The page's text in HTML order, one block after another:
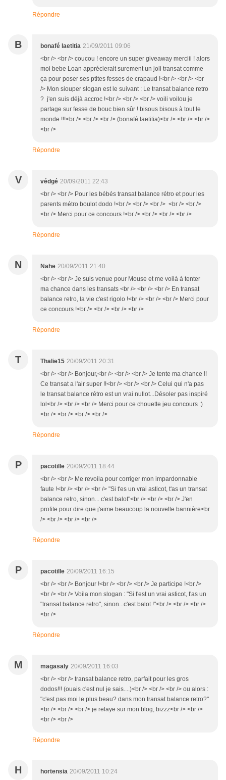
Répondre
B bonafé laetitia 21/09/2011 09:06
<br /> <br /> coucou ! encore un super giveaway merciii ! alors
moi bebe Loan apprécierait surement un joli transat comme
ça pour poser ses ptites fesses de crapaud !<br /> <br /> <br
/> Mon siouper slogan est le suivant : Le transat balance retro
? j'en suis déjà accroc !<br /> <br /> <br /> voili voilou je
partage sur fesse de bouc bien sûr ! bisous bisous à tout le
monde !!!<br /> <br /> <br /> (bonafé laetitia)<br /> <br /> <br />
<br />
Répondre
V védgé 20/09/2011 22:43
<br /> <br /> Pour les bébés transat balance rétro et pour les
parents métro boulot dodo !<br /> <br /> <br /> <br /> <br />
<br /> Merci pour ce concours !<br /> <br /> <br /> <br />
Répondre
N Nahe 20/09/2011 21:40
<br /> <br /> Je suis venue pour Mouse et me voilà à tenter
ma chance dans les transats <br /> <br /> <br /> En transat
balance retro, la vie c'est rigolo !<br /> <br /> <br /> Merci pour
ce concours !<br /> <br /> <br /> <br />
Répondre
T Thalie15 20/09/2011 20:31
<br /> <br /> Bonjour,<br /> <br /> <br /> Je tente ma chance !!
Ce transat a l'air super !!<br /> <br /> <br /> Celui qui n'a pas
le transat balance rétro est un vrai nullot...Désoler pas inspiré
lol<br /> <br /> <br /> Merci pour ce chouette jeu concours :)
<br /> <br /> <br /> <br />
Répondre
P pacotille 20/09/2011 18:44
<br /> <br /> Me revoila pour corriger mon impardonnable
faute !<br /> <br /> <br /> "Si t'es un vrai asticot, t'as un transat
balance retro, sinon... c'est balot"<br /> <br /> <br /> J'en
profite pour dire que j'aime beaucoup la nouvelle bannière<br
/> <br /> <br /> <br />
Répondre
P pacotille 20/09/2011 16:15
<br /> <br /> Bonjour !<br /> <br /> <br /> Je participe !<br />
<br /> <br /> Voila mon slogan : "Si t'est un vrai asticot, t'as un
"transat balance retro", sinon...c'est balot !"<br /> <br /> <br />
<br />
Répondre
M magasaly 20/09/2011 16:03
<br /> <br /> transat balance retro, parfait pour les gros
dodos!!! (ouais c'est nul je sais....)<br /> <br /> <br /> ou alors :
"c'est pas moi le plus beau? dans mon transat balance retro?"
<br /> <br /> <br /> je relaye sur mon blog, bizzz<br /> <br />
<br /> <br />
Répondre
H hortensia 20/09/2011 10:24